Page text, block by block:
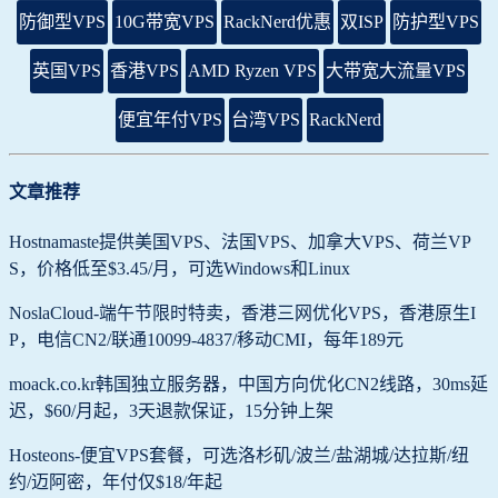
防御型VPS 10G带宽VPS RackNerd优惠 双ISP 防护型VPS
英国VPS 香港VPS AMD Ryzen VPS 大带宽大流量VPS
便宜年付VPS 台湾VPS RackNerd
文章推荐
Hostnamaste提供美国VPS、法国VPS、加拿大VPS、荷兰VP
S，价格低至$3.45/月，可选Windows和Linux
NoslaCloud-端午节限时特卖，香港三网优化VPS，香港原生I
P，电信CN2/联通10099-4837/移动CMI，每年189元
moack.co.kr韩国独立服务器，中国方向优化CN2线路，30ms延
迟，$60/月起，3天退款保证，15分钟上架
Hosteons-便宜VPS套餐，可选洛杉矶/波兰/盐湖城/达拉斯/纽
约/迈阿密，年付仅$18/年起